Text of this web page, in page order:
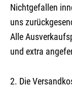
Nichtgefallen
uns
Alle
und extra
2. Die